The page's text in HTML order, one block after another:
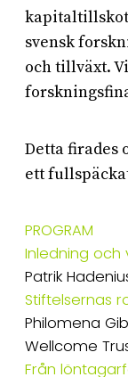
svensk
och tillväxt.
Detta firades
ett
PROGRAM
Inledning och
Patrik
Stiftelsernas
Philomena
Wellcome
Från